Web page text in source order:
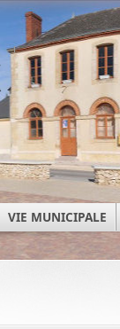
VIE MUNICIPALE